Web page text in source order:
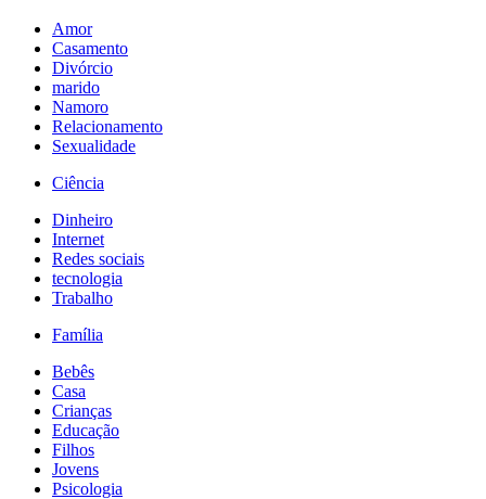
Amor
Casamento
Divórcio
marido
Namoro
Relacionamento
Sexualidade
Ciência
Dinheiro
Internet
Redes sociais
tecnologia
Trabalho
Família
Bebês
Casa
Crianças
Educação
Filhos
Jovens
Psicologia